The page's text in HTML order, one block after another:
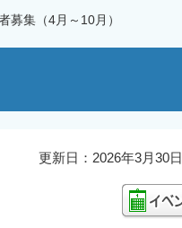
募集（4月～10月）
更新日：2026年3月30日